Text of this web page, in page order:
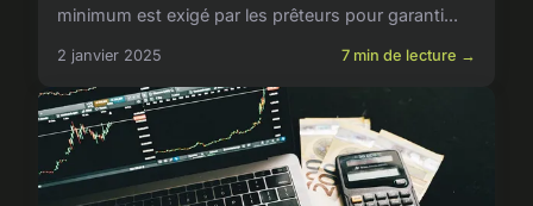
minimum est exigé par les prêteurs pour garanti...
2 janvier 2025 7 min de lecture →